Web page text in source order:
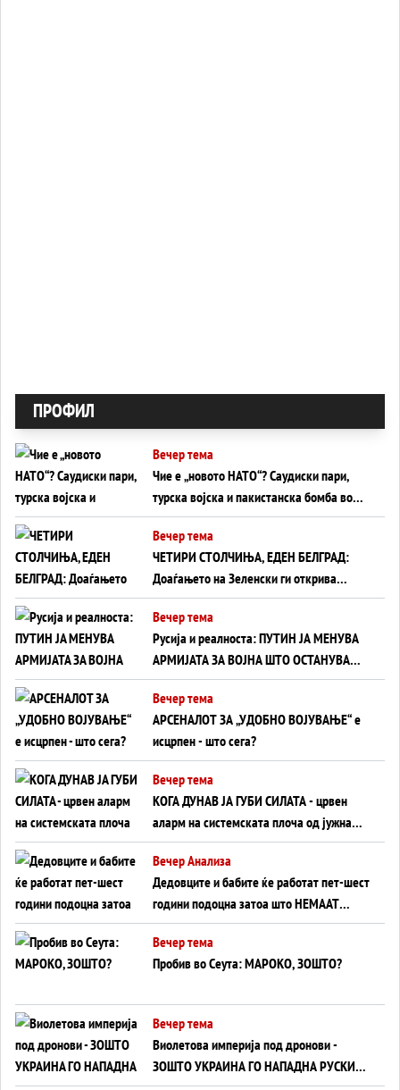
ПРОФИЛ
Вечер тема
Чие е „новото НАТО“? Саудиски пари,
турска војска и пакистанска бомба во
служба на Америка - или ќе стане
сувишна?
Вечер тема
ЧЕТИРИ СТОЛЧИЊА, ЕДЕН БЕЛГРАД:
Доаѓањето на Зеленски ги открива
тајните на политиката на балансирање
на Вучиќ
Вечер тема
Русија и реалноста: ПУТИН ЈА МЕНУВА
АРМИЈАТА ЗА ВОЈНА ШТО ОСТАНУВА
БЕЗ ФРОНТ
Вечер тема
АРСЕНАЛОТ ЗА „УДОБНО ВОЈУВАЊЕ“ е
исцрпен - што сега?
Вечер тема
КОГА ДУНАВ ЈА ГУБИ СИЛАТА - црвен
аларм на системската плоча од јужна
Германија до Црното Море...
Вечер Анализа
Дедовците и бабите ќе работат пет-шест
години подоцна затоа што НЕМААТ
ВНУЦИ ДА ГИ ЗАМЕНАТ
Вечер тема
Пробив во Сеута: МАРОКО, ЗОШТО?
Вечер тема
Виолетова империја под дронови -
ЗОШТО УКРАИНА ГО НАПАДНА РУСКИОТ